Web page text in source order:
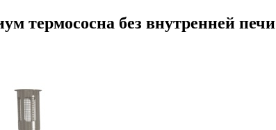
термососна без внутренней печи